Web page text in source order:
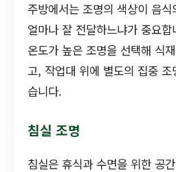
주방에서는 조명의 색상이 음
얼마나 잘 전달하느냐가 중요
온도가 높은 조명을 선택해 식
고, 작업대 위에 별도의 집중
습니다.
침실 조명
침실은 휴식과 수면을 위한 공